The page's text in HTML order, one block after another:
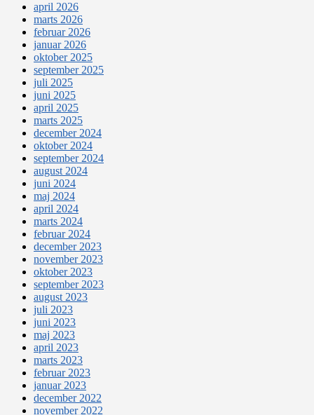
april 2026
marts 2026
februar 2026
januar 2026
oktober 2025
september 2025
juli 2025
juni 2025
april 2025
marts 2025
december 2024
oktober 2024
september 2024
august 2024
juni 2024
maj 2024
april 2024
marts 2024
februar 2024
december 2023
november 2023
oktober 2023
september 2023
august 2023
juli 2023
juni 2023
maj 2023
april 2023
marts 2023
februar 2023
januar 2023
december 2022
november 2022